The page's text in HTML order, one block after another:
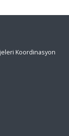
Koordinasyon